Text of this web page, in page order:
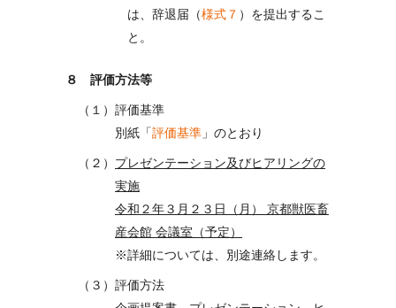
は、辞退届（様式７ ）を提出するこ
と。
８ 評価方法等
（１）評価基準
別紙「評価基準 」のとおり
（２） プレゼンテーション及びヒアリングの
実施
令和２年３月２３日（月） 京都獣医畜
産会館 会議室（予定）
※詳細については、別途連絡します。
（３）評価方法